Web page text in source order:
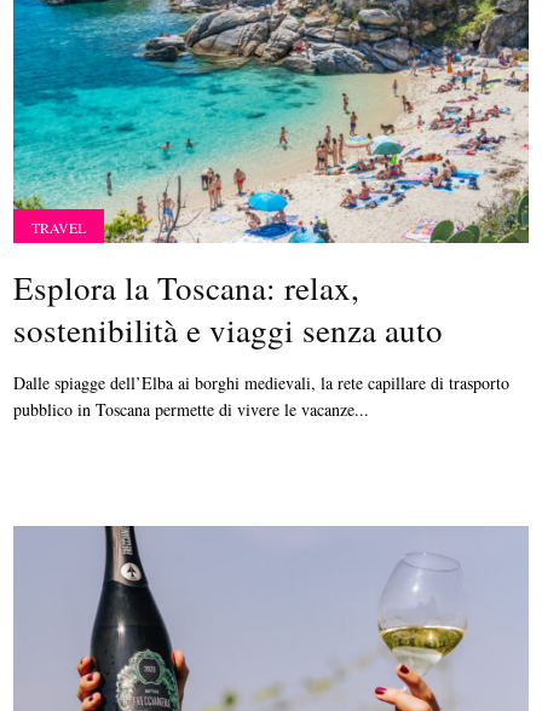
TRAVEL
Esplora la Toscana: relax,
sostenibilità e viaggi senza auto
Dalle spiagge dell’Elba ai borghi medievali, la rete capillare di trasporto
pubblico in Toscana permette di vivere le vacanze...